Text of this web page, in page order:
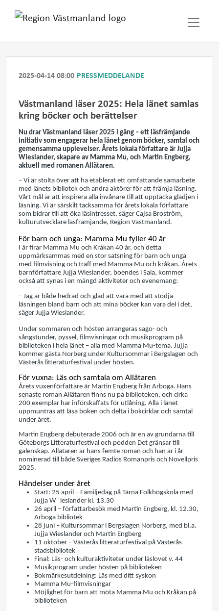
2025-04-14 08:00 PRESSMEDDELANDE
Västmanland läser 2025: Hela länet samlas
kring böcker och berättelser
Nu drar Västmanland läser 2025 i gång – ett läsfrämjande
initiativ som engagerar hela länet genom böcker, samtal och
gemensamma upplevelser. Årets lokala författare är Jujja
Wieslander, skapare av Mamma Mu, och Martin Engberg,
aktuell med romanen Allätaren.
– Vi är stolta över att ha etablerat ett omfattande samarbete
med länets bibliotek och andra aktörer för att främja läsning.
Vårt mål är att inspirera alla invånare till att upptäcka glädjen i
läsning. Vi är särskilt tacksamma för årets lokala författare
som bidrar till att öka läsintresset, säger Cajsa Broström,
kulturutvecklare läsfrämjande, Region Västmanland.
För barn och unga: Mamma Mu fyller 40 år
I år firar Mamma Mu och Kråkan 40 år, och detta
uppmärksammas med en stor satsning för barn och unga
med filmvisning och träff med Mamma Mu och kråkan. Årets
barnförfattare Jujja Wieslander, boendes i Sala, kommer
också att synas i en mängd aktiviteter och evenemang:
– Jag är både hedrad och glad att vara med att stödja
läsningen bland barn och att mina böcker kan vara del i det,
säger Jujja Wieslander.
Under sommaren och hösten arrangeras sago- och
sångstunder, pyssel, filmvisningar och musikprogram på
biblioteken i hela länet – alla med Mamma Mu-tema. Jujja
kommer gästa Norberg under Kultursommar i Bergslagen och
Västerås litteraturfestival under hösten.
För vuxna: Läs och samtala om Allätaren
Årets vuxenförfattare är Martin Engberg från Arboga. Hans
senaste roman Allätaren finns nu på biblioteken, och cirka
200 exemplar har införskaffats för utlåning. Alla i länet
uppmuntras att läsa boken och delta i bokcirklar och samtal
under året.
Martin Engberg debuterade 2006 och är en av grundarna till
Göteborgs Litteraturfestival och podden Det gränsar till
galenskap. Allätaren är hans femte roman och han är i år
nominerad till både Sveriges Radios Romanpris och Novellpris
2025.
Händelser under året
Start: 25 april – Familjedag på Tärna Folkhögskola med
Jujja W ieslander kl. 13.30
26 april – författarbesök med Martin Engberg, kl. 12.30,
Arboga bibliotek
28 juni – Kultursommar i Bergslagen Norberg, med bl.a.
Jujja Wieslander och Martin Engberg
11 oktober – Västerås litteraturfestival på Västerås
stadsbibliotek
Final: Läs- och kulturaktiviteter under läslovet v. 44
Musikprogram under hösten på biblioteken
Bokmärkesutdelning: Läs med ditt syskon
Mamma Mu-filmvisningar
Möjlighet för barn att möta Mamma Mu och Kråkan på
biblioteken